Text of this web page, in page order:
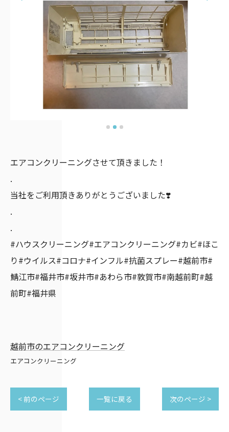
エアコンクリーニングさせて頂きました！
.
当社をご利用頂きありがとうございました❣️
.
.
#ハウスクリーニング#エアコンクリーニング#カビ#ほこ
り#ウイルス#コロナ#インフル#抗菌スプレー#越前市#
鯖江市#福井市#坂井市#あわら市#敦賀市#南越前町#越
前町#福井県
越前市のエアコンクリーニング
エアコンクリーニング
< 前のページ 一覧に戻る 次のページ >